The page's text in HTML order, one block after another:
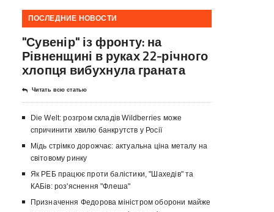
ПОСЛЕДНИЕ НОВОСТИ
"Сувенір" із фронту: на
Рівненщині в руках 22-річного
хлопця вибухнула граната
Читать всю статью
Die Welt: розгром складів Wildberries може
спричинити хвилю банкрутств у Росії
Мідь стрімко дорожчає: актуальна ціна металу на
світовому ринку
Як РЕБ працює проти балістики, "Шахедів" та
КАБів: роз'яснення "Флеша"
Призначення Федорова міністром оборони майже